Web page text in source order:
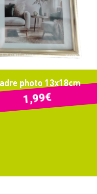
photo 13x18cm
1,99€